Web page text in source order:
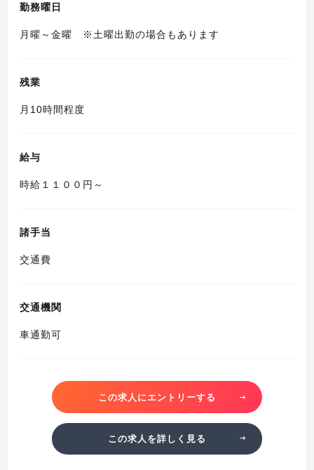
勤務曜日
月曜～金曜 ※土曜出勤の場合もあります
残業
月10時間程度
給与
時給１１００円～
諸手当
交通費
交通機関
車通勤可
この求人にエントリーする
この求人を詳しく見る